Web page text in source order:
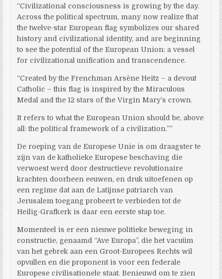
“Civilizational consciousness is growing by the day.
Across the political spectrum, many now realize that
the twelve-star European flag symbolizes our shared
history and civilizational identity, and are beginning
to see the potential of the European Union: a vessel
for civilizational unification and transcendence.
“Created by the Frenchman Arsène Heitz – a devout
Catholic – this flag is inspired by the Miraculous
Medal and the 12 stars of the Virgin Mary’s crown.
It refers to what the European Union should be, above
all: the political framework of a civilization.””
De roeping van de Europese Unie is om draagster te
zijn van de katholieke Europese beschaving die
verwoest werd door destructieve revolutionaire
krachten doorheen eeuwen, en druk uitoefenen op
een regime dat aan de Latijnse patriarch van
Jerusalem toegang probeert te verbieden tot de
Heilig-Grafkerk is daar een eerste stap toe.
Momenteel is er een nieuwe politieke beweging in
constructie, genaamd “Ave Europa”, die het vacuüm
van het gebrek aan een Groot-Europees Rechts wil
opvullen en die proponent is voor een federale
Europese civilisationele staat. Benieuwd om te zien